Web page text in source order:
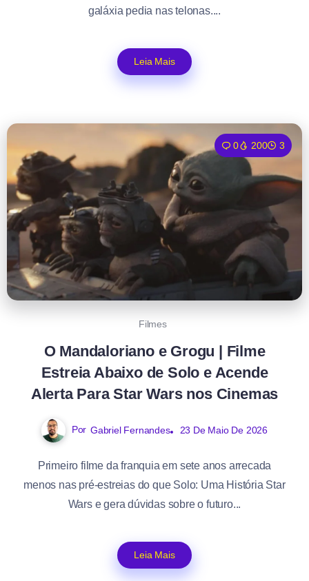
galáxia pedia nas telonas....
Leia Mais
0 200 3
Filmes
O Mandaloriano e Grogu | Filme
Estreia Abaixo de Solo e Acende
Alerta Para Star Wars nos Cinemas
Por Gabriel Fernandes 23 De Maio De 2026
Primeiro filme da franquia em sete anos arrecada
menos nas pré-estreias do que Solo: Uma História Star
Wars e gera dúvidas sobre o futuro...
Leia Mais